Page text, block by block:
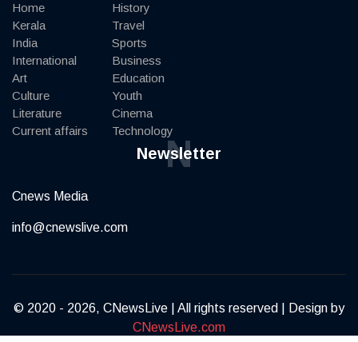
Home
Kerala
India
International
Art
Culture
Literature
Current affairs
History
Travel
Sports
Business
Education
Youth
Cinema
Technology
Newsletter
N
Cnews Media
info@cnewslive.com
© 2020 - 2026, CNewsLive | All rights reserved | Design by
CNewsLive.com